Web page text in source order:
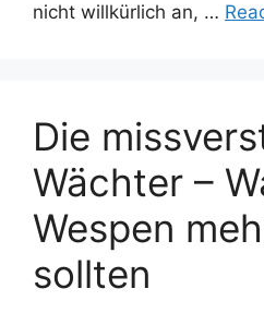
nicht willkürlich an, …
Die
Wächter –
Wespen
sollten